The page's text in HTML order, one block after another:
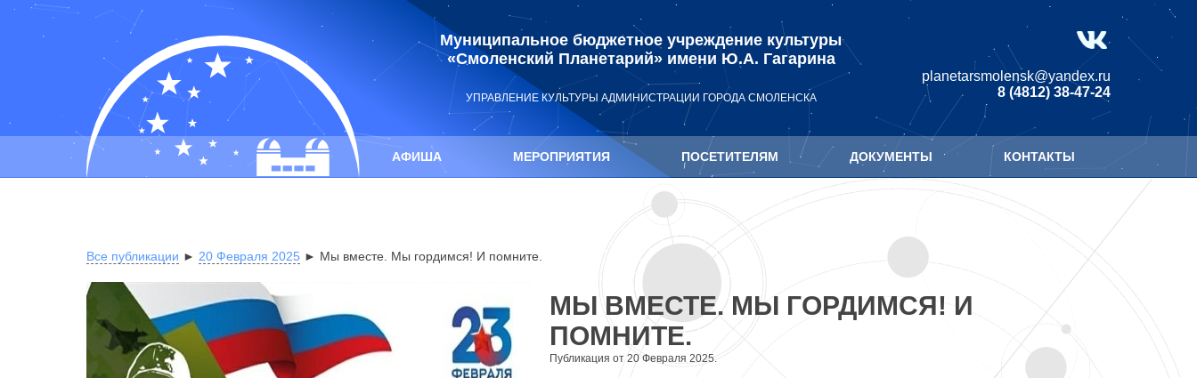
Муниципальное бюджетное учреждение культуры
«Смоленский Планетарий» имени Ю.А. Гагарина
УПРАВЛЕНИЕ КУЛЬТУРЫ АДМИНИСТРАЦИИ ГОРОДА СМОЛЕНСКА
planetarsmolensk@yandex.ru
8 (4812) 38-47-24
АФИША МЕРОПРИЯТИЯ ПОСЕТИТЕЛЯМ ДОКУМЕНТЫ КОНТАКТЫ
Все публикации ► 20 Февраля 2025 ► Мы вместе. Мы гордимся! И помните.
МЫ ВМЕСТЕ. МЫ ГОРДИМСЯ! И
ПОМНИТЕ.
Публикация от 20 Февраля 2025.